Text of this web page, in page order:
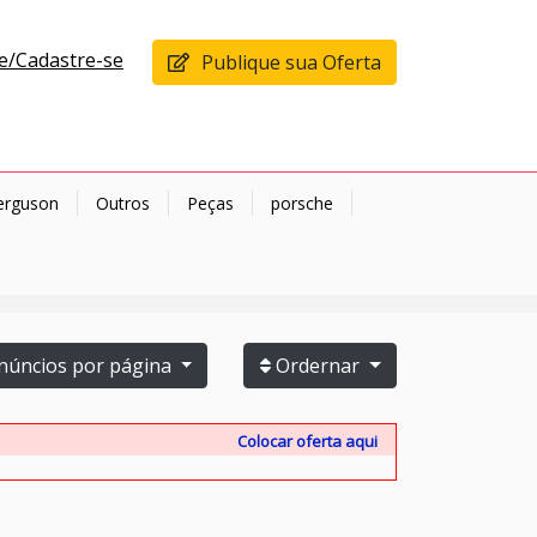
Cadastre-se Publique sua Oferta
Outros Peças porsche
Ordernar
por página
Colocar oferta aqui